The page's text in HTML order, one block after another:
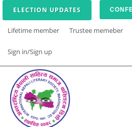
ELECTION UPDATES
Lifetime member Trustee memeber
Sign in/Sign up